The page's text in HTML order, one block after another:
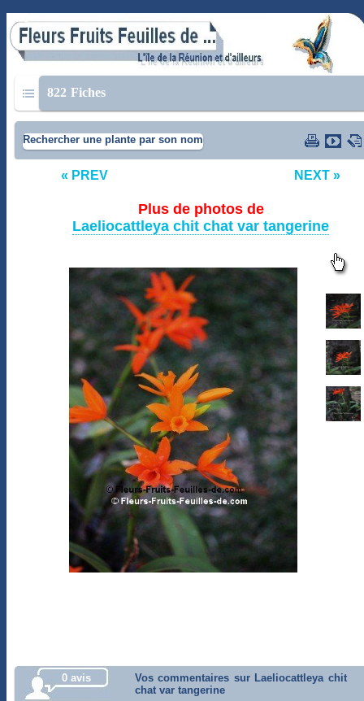
822 Fiches
Rechercher une plante par son nom
« PREV NEXT »
Plus de photos de
Laeliocattleya chit chat var tangerine
0 avis
Vos commentaires sur Laeliocattleya chit
chat var tangerine